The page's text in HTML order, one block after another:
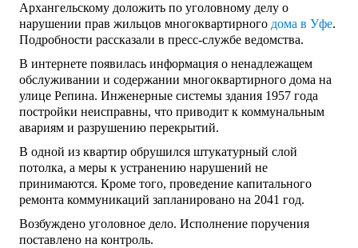
Архангельскому доложить по уголовному делу о
нарушении прав жильцов многоквартирного дома в Уфе.
Подробности рассказали в пресс-службе ведомства.
В интернете появилась информация о ненадлежащем
обслуживании и содержании многоквартирного дома на
улице Репина. Инженерные системы здания 1957 года
постройки неисправны, что приводит к коммунальным
авариям и разрушению перекрытий.
В одной из квартир обрушился штукатурный слой
потолка, а меры к устранению нарушений не
принимаются. Кроме того, проведение капитального
ремонта коммуникаций запланировано на 2041 год.
Возбуждено уголовное дело. Исполнение поручения
поставлено на контроль.